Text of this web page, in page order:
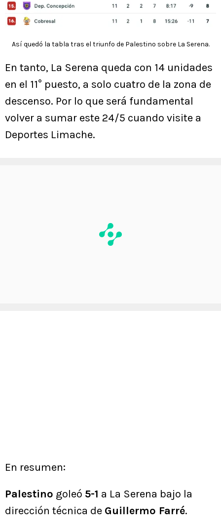
Así quedó la tabla tras el triunfo de Palestino sobre La Serena.
En tanto, La Serena queda con 14 unidades
en el 11° puesto, a solo cuatro de la zona de
descenso. Por lo que será fundamental
volver a sumar este 24/5 cuando visite a
Deportes Limache.
En resumen:
Palestino goleó 5-1 a La Serena bajo la
dirección técnica de Guillermo Farré.